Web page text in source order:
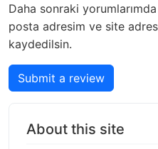
Daha sonraki
posta adresim ve site
kaydedilsin.
Submit a review
About this site